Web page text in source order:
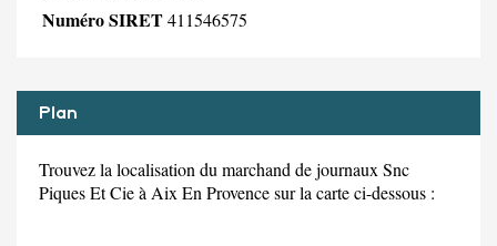
Numéro SIRET411546575
Plan
Trouvez la localisation du marchand de journaux Snc
Piques Et Cie à Aix En Provence sur la carte ci-dessous :